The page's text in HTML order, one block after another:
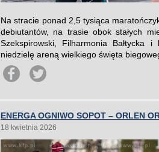
Na stracie ponad 2,5 tysiąca
debiutantów, na trasie obok stałych
Szekspirowski, Filharmonia Bałtycka
niedzielę areną wielkiego święta
ENERGA OGNIWO SOPOT – ORLEN
18 kwietnia 2026